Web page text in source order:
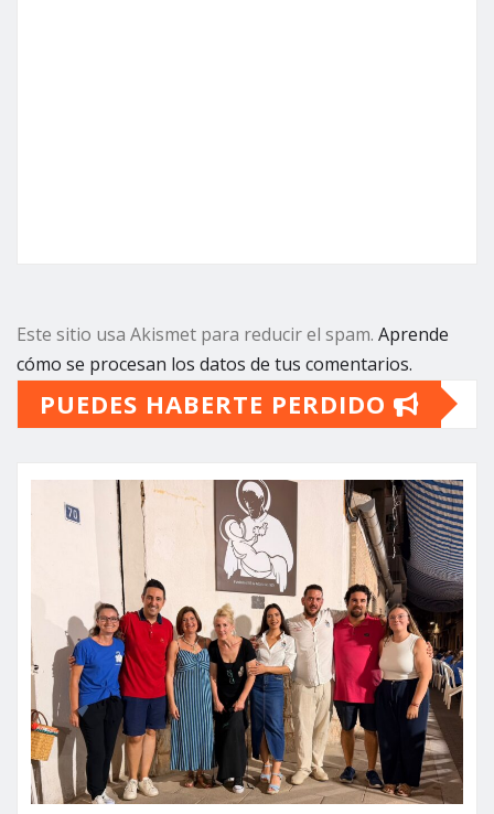
Este sitio usa Akismet para reducir el spam. Aprende
cómo se procesan los datos de tus comentarios.
PUEDES HABERTE PERDIDO